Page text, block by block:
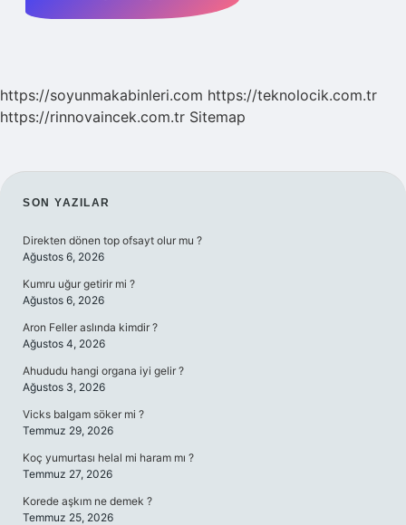
https://soyunmakabinleri.com https://teknolocik.com.tr
https://rinnovaincek.com.tr Sitemap
SIDEBAR
SON YAZILAR
Direkten dönen top ofsayt olur mu ?
Ağustos 6, 2026
Kumru uğur getirir mi ?
Ağustos 6, 2026
Aron Feller aslında kimdir ?
Ağustos 4, 2026
Ahududu hangi organa iyi gelir ?
Ağustos 3, 2026
Vicks balgam söker mi ?
Temmuz 29, 2026
Koç yumurtası helal mi haram mı ?
Temmuz 27, 2026
Korede aşkım ne demek ?
Temmuz 25, 2026